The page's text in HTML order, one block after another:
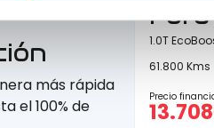
más rápida
el 100% de
1.0T
61.800 Kms
Precio